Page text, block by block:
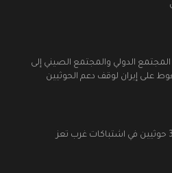
المجتمع الدولي والمجتمع الصيني إلى
على إيران لوقف دعم الحوثيين